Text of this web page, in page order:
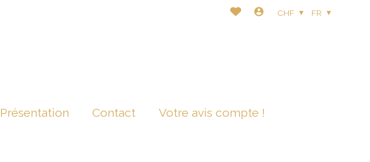
Présentation Contact Votre avis compte !
CHF FR